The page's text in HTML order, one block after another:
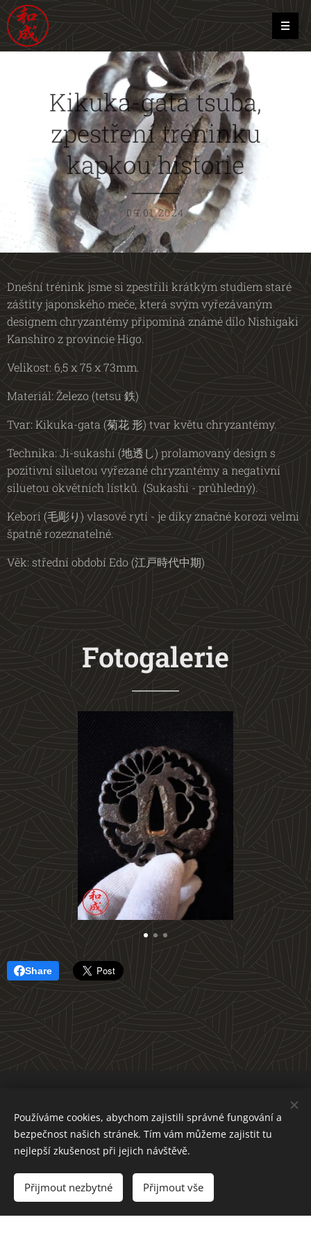
Kikuka-gata tsuba,
zpestření tréninku
kapkou historie
09.01.2024
Dnešní trénink jsme si zpestřili krátkým studiem staré
záštity japonského meče, která svým vyřezávaným
designem chryzantémy připomíná známé dílo Nishigaki
Kanshiro z provincie Higo.
Velikost: 6,5 x 75 x 73mm.
Materiál: Železo (tetsu 鉄)
Tvar: Kikuka-gata (菊花 形) tvar květu chryzantémy.
Technika: Ji-sukashi (地透し) prolamovaný design s
pozitivní siluetou vyřezané chryzantémy a negativní
siluetou okvětních lístků. (Sukashi - průhledný).
Kebori (毛彫り) vlasové rytí - je díky značné korozi velmi
špatně rozeznatelné.
Věk: střední období Edo (江戸時代中期)
Fotogalerie
Share
Obrázky poskytlPexels
Vytvořeno službou Webnode Cookies
Používáme cookies, abychom zajistili správné fungování a
bezpečnost našich stránek. Tím vám můžeme zajistit tu
nejlepší zkušenost při jejich návštěvě.
Přijmout nezbytné Přijmout vše